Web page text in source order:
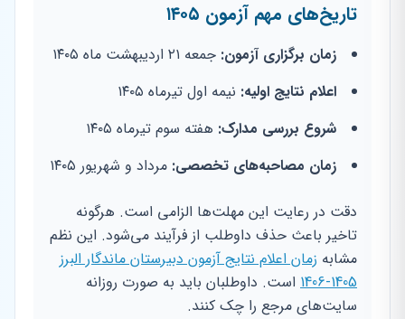
تاریخ‌های مهم آزمون ۱۴۰۵
زمان برگزاری آزمون: جمعه ۲۱ اردیبهشت ماه ۱۴۰۵
اعلام نتایج اولیه: نیمه اول تیرماه ۱۴۰۵
شروع بررسی مدارک: هفته سوم تیرماه ۱۴۰۵
زمان مصاحبه‌های تخصصی: مرداد و شهریور ۱۴۰۵
دقت در رعایت این مهلت‌ها الزامی است. هرگونه
تاخیر باعث حذف داوطلب از فرآیند می‌شود. این نظم
مشابه زمان اعلام نتایج آزمون دبیرستان ماندگار البرز
1405-1406
است. داوطلبان باید به صورت روزانه
سایت‌های مرجع را چک کنند.